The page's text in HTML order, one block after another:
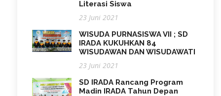
Literasi Siswa
23 Juni 2021
WISUDA PURNASISWA VII ; SD
IRADA KUKUHKAN 84
WISUDAWAN DAN WISUDAWATI
23 Juni 2021
SD IRADA Rancang Program
Madin IRADA Tahun Depan